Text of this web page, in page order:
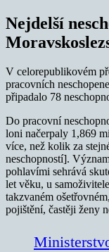
Nejdelší
V celorepublikovém
pracovních
připadalo 78
Do pracovní
loni načerpaly 1,869
více, než kolik za
neschopností].
pohlavími sehrává
let věku, u
takzvaném
pojištění, častěji ženy